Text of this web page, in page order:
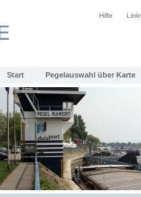
Hilfe
Start Pegelauswahl über Karte